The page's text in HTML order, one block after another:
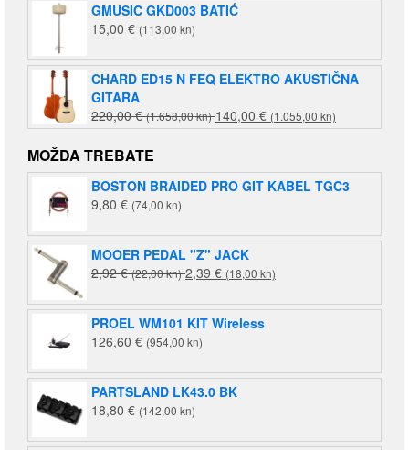
GMUSIC GKD003 BATIĆ
15,00 € (113,00 kn)
CHARD ED15 N FEQ ELEKTRO AKUSTIČNA
GITARA
220,00€ (1.658,00 kn)Izvorna
cijena
je:
220,00 €
140,00 € (1.055,00 kn)
cijena
140,00 €
(1.055,00
MOŽDA TREBATE
BOSTON BRAIDED PRO GIT KABEL TGC3
9,80 € (74,00 kn)
MOOER PEDAL "Z" JACK
2,92€ (22,00 kn)Izvorna
bila
je:
2,92 €
kn).
2,39 € (18,00 kn)
je:
PROEL WM101 KIT Wireless
126,60 € (954,00 kn)
PARTSLAND LK43.0 BK
18,80 € (142,00 kn)